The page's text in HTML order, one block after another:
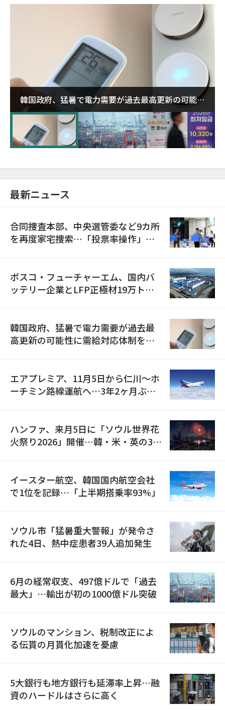
韓国政府、猛暑で電力需要が過去最高更新の可能性
に需給対応体制を点検
最新ニュース
合同捜査本部、中央選管委など9カ所
を再度家宅捜索…「投票率操作」の
ポスコ・フューチャーエム、国内バ
ッテリー企業とLFP正極材19万トン
韓国政府、猛暑で電力需要が過去最
高更新の可能性に需給対応体制を点
エアプレミア、11月5日から仁川〜ホ
ーチミン路線運航へ…3年2ヶ月ぶり
ハンファ、来月5日に「ソウル世界花
火祭り2026」開催…韓・米・英の3カ
イースター航空、韓国国内航空会社
で1位を記録…「上半期搭乗率93%」
ソウル市「猛暑重大警報」が発令さ
れた4日、熱中症患者39人追加発生
6月の経常収支、497億ドルで「過去
最大」…輸出が初の1000億ドル突破
ソウルのマンション、税制改正によ
る伝貰の月貰化加速を憂慮
5大銀行も地方銀行も延滞率上昇…融
資のハードルはさらに高く